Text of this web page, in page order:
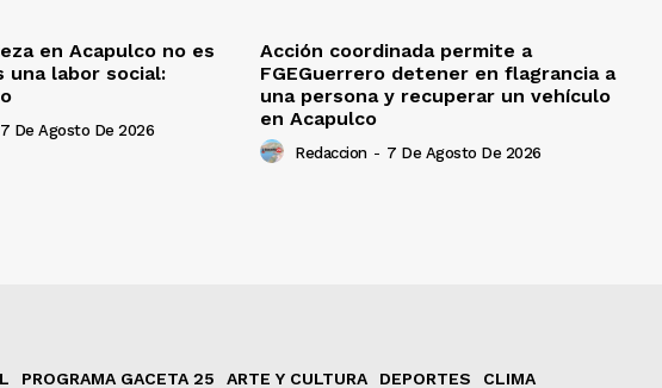
en Acapulco no es
una labor social:
7 De Agosto De 2026
Acción coordinada permite a
FGEGuerrero detener en flagrancia a
una persona y recuperar un vehículo
en Acapulco
Redaccion - 7 De Agosto De 2026
PROGRAMA GACETA 25 ARTE Y CULTURA DEPORTES
CLIMA